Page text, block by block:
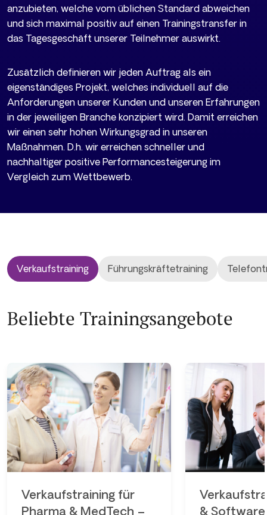
anzubieten, welche vom üblichen Standard abweichen
und sich maximal positiv auf einen Trainingstransfer in
das Tagesgeschäft unserer Teilnehmer auswirkt.
Zusätzlich definieren wir jeden Auftrag als ein
eigenständiges Projekt, welches individuell auf die
Anforderungen unserer Kunden und unseren Erfahrungen
in der jeweiligen Branche konzipiert wird. Damit erreichen
wir einen sehr hohen Wirkungsgrad in unseren
Maßnahmen. D.h. wir erreichen schneller und
nachhaltiger positive Performancesteigerung im
Vergleich zum Wettbewerb.
Verkaufstraining Führungskräftetraining
Beliebte Trainingsangebote
Verkaufstraining für
Pharma & MedTech –
&